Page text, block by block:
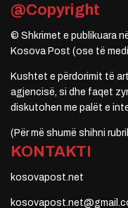
@Copyright
© Shkrimet e publikuara
Kosova Post (ose të
Kushtet e përdorimit të
agjencisë, si dhe faqet
diskutohen me palët e
(Për më shumë shihni
KONTAKTI
kosovapost.net